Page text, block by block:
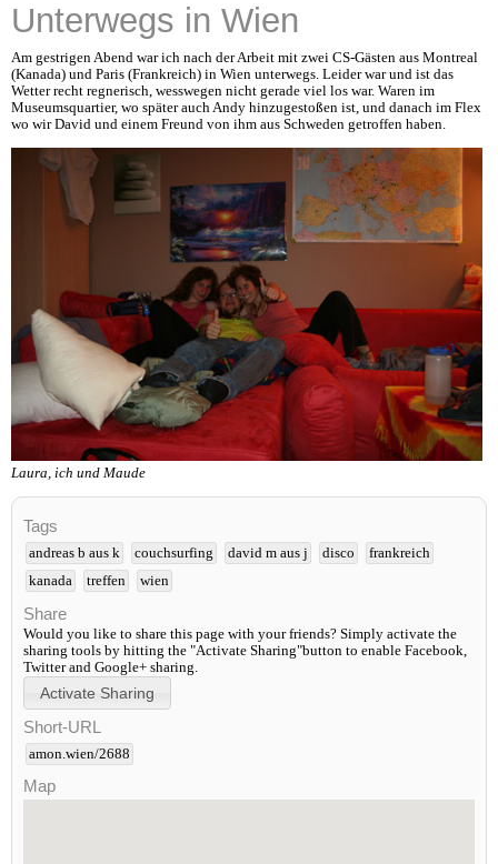
Unterwegs in Wien
Am gestrigen Abend war ich nach der Arbeit mit zwei CS-Gästen aus Montreal
(Kanada) und Paris (Frankreich) in Wien unterwegs. Leider war und ist das
Wetter recht regnerisch, wesswegen nicht gerade viel los war. Waren im
Museumsquartier, wo später auch Andy hinzugestoßen ist, und danach im Flex
wo wir David und einem Freund von ihm aus Schweden getroffen haben.
Laura, ich und Maude
Tags
andreas b aus k couchsurfing david m aus j disco
frankreich
kanada
treffen wien
Share
Would you like to share this page with your friends? Simply activate the
sharing tools by hitting the "Activate Sharing"button to enable Facebook,
Twitter and Google+ sharing.
Short-URL
amon.wien/2688
Map